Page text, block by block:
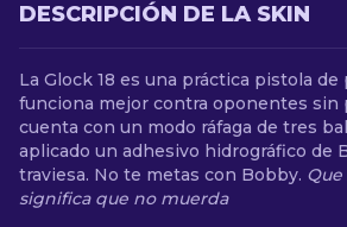
DESCRIPCIÓN DE LA SKIN
La Glock 18 es una práctica pistola
funciona mejor contra oponentes sin
cuenta con un modo ráfaga de tres
aplicado un adhesivo hidrográfico de
traviesa. No te metas con Bobby.
significa que no muerda